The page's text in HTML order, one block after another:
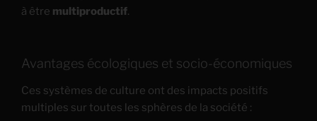
à être multiproductif.
Avantages écologiques et socio-économiques
Ces systèmes de culture ont des impacts positifs
multiples sur toutes les sphères de la société :